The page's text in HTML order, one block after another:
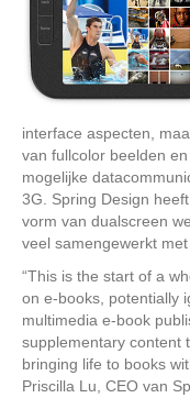
interface aspecten,
van fullcolor beelden
mogelijke
3G. Spring Design
vorm van dualscreen
veel samengewerkt
“This is the start of a
on e-books, potentially
multimedia e-book
supplementary content
bringing life to books
Priscilla Lu, CEO van